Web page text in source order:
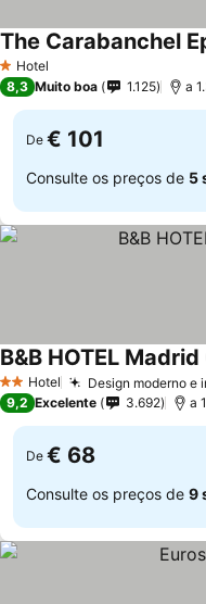
1 Estrelas
Hotel
The Carabanchel
8,3 Muito boa 1.125 a
De € 101
Consulte os preços de 5
2 Estrelas
Hotel Design moderno e
B&B HOTEL
9,2 Excelente 3.692 a
De € 68
Consulte os preços de 9